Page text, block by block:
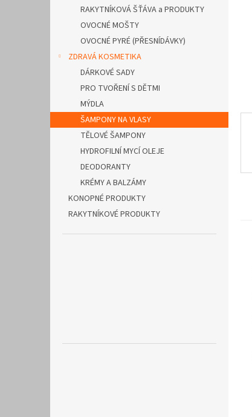
RAKYTNÍKOVÁ ŠŤÁVA a PRODUKTY
OVOCNÉ MOŠTY
OVOCNÉ PYRÉ (PŘESNÍDÁVKY)
ZDRAVÁ KOSMETIKA
DÁRKOVÉ SADY
PRO TVOŘENÍ S DĚTMI
MÝDLA
ŠAMPONY NA VLASY
TĚLOVÉ ŠAMPONY
HYDROFILNÍ MYCÍ OLEJE
DEODORANTY
KRÉMY A BALZÁMY
KONOPNÉ PRODUKTY
RAKYTNÍKOVÉ PRODUKTY